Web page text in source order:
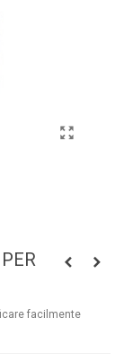
facilmente